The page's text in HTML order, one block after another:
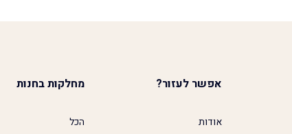
אפשר לעזור?
אודות
מחלקות בחנות
הכל